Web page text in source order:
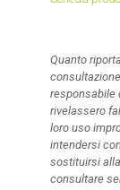
Quanto
responsabile
rivelassero
loro uso
intendersi
sostituirsi
consultare